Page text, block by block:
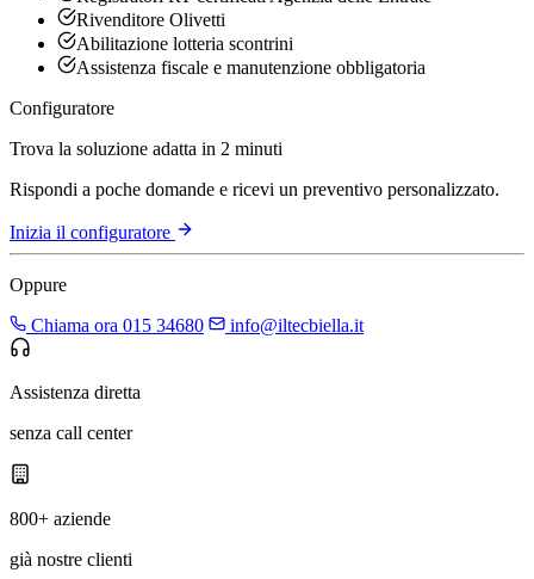
Rivenditore Olivetti
Abilitazione lotteria scontrini
Assistenza fiscale e manutenzione obbligatoria
Configuratore
Trova la soluzione adatta in 2 minuti
Rispondi a poche domande e ricevi un preventivo personalizzato.
Inizia il configuratore
Oppure
Chiama ora 015 34680
info@iltecbiella.it
Assistenza diretta
senza call center
800+ aziende
già nostre clienti